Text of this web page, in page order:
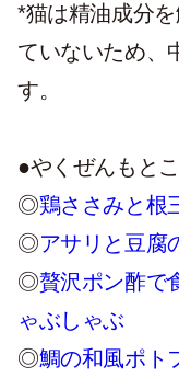
*猫は精油成分
ていないため、
す。
●やくぜんもと
◎鶏ささみと根
◎アサリと豆腐
◎贅沢ポン酢で
ゃぶしゃぶ
◎鯛の和風ポト